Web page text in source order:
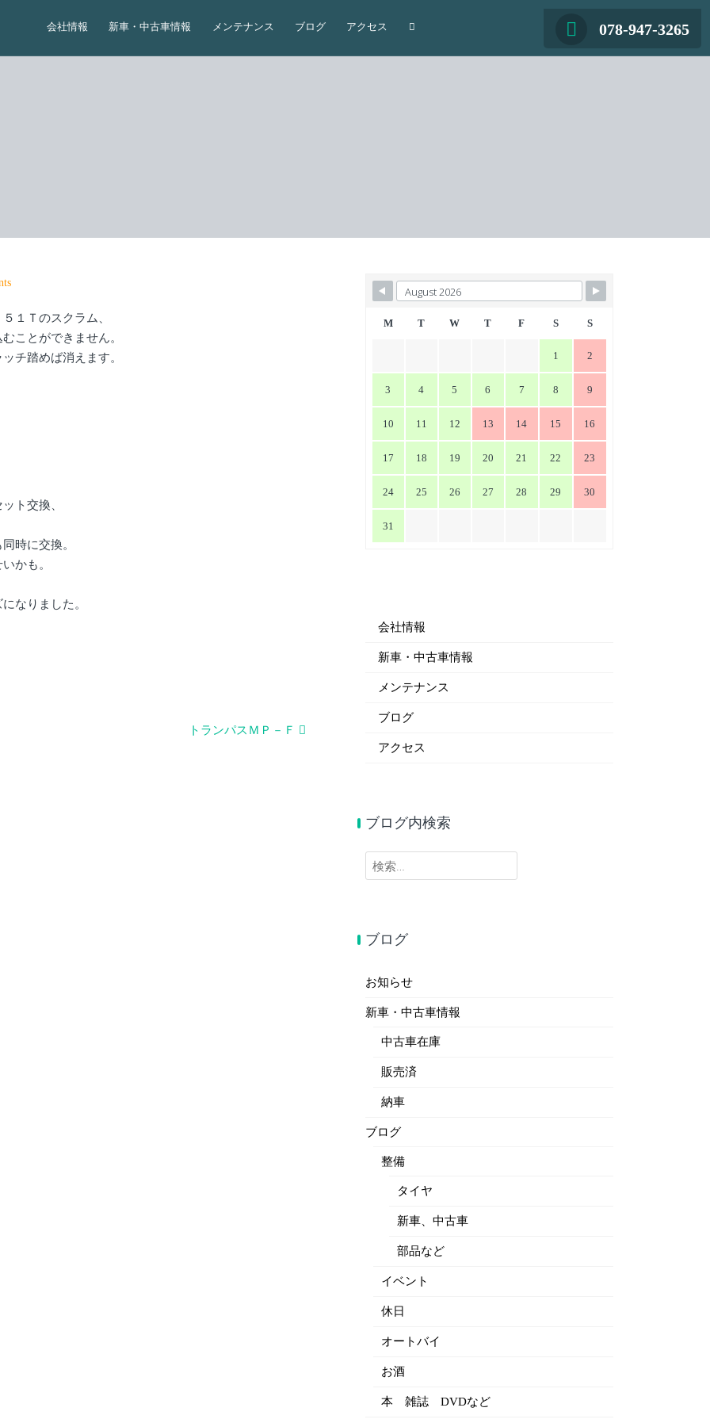
078-947-3265
会社情報 新車・中古車情報 メンテナンス ブログ アクセス
１Ｔのスクラム、
ことができません。
チ踏めば消えます。
ト交換、
時に交換。
かも。
なりました。
トランパスＭＰ－Ｆ
M T W T F S S
1 2
3 4 5 6 7 8 9
10 11 12 13 14 15 16
17 18 19 20 21 22 23
24 25 26 27 28 29 30
31
会社情報
新車・中古車情報
メンテナンス
ブログ
アクセス
ブログ内検索
検
索:
ブログ
お知らせ
新車・中古車情報
中古車在庫
販売済
納車
ブログ
整備
タイヤ
新車、中古車
部品など
イベント
休日
オートバイ
お酒
本 雑誌 DVDなど